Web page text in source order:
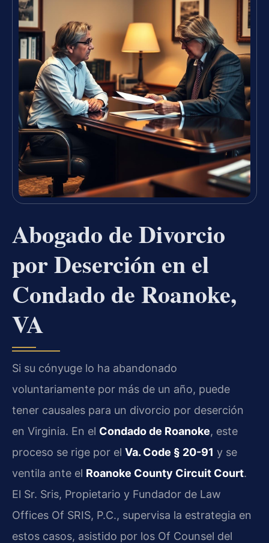
Abogado de Divorcio
por Deserción en el
Condado de Roanoke,
VA
Si su cónyuge lo ha abandonado
voluntariamente por más de un año, puede
tener causales para un divorcio por deserción
en Virginia. En el Condado de Roanoke, este
proceso se rige por el Va. Code § 20-91 y se
ventila ante el Roanoke County Circuit Court.
El Sr. Sris, Propietario y Fundador de Law
Offices Of SRIS, P.C., supervisa la estrategia en
estos casos, asistido por los Of Counsel del